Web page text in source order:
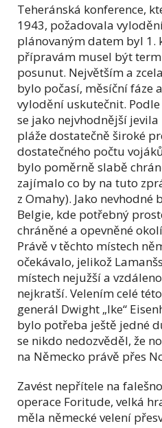
Teheránská konference,
1943, požadovala
plánovaným datem byl 1.
přípravám musel být
posunut. Největším a
bylo počasí, měsíční fáze
vylodění uskutečnit.
se jako nejvhodnější
pláže dostatečně široké
dostatečného počtu
bylo poměrně slabě
zajímalo co by na tuto
z Omahy). Jako
Belgie, kde potřebný
chráněné a opevněné
Právě v těchto místech
očekávalo, jelikož
místech nejužší a
nejkratší. Velením celé
generál Dwight „Ike“
bylo potřeba ještě jedné
se nikdo nedozvěděl, že
na Německo právě přes
Zavést nepřítele na
operace Foritude, velká
měla německé velení